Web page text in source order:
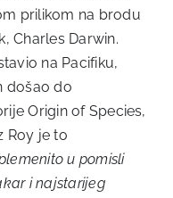
prilikom na brodu
Charles Darwin.
na Pacifiku,
došao do
Origin of Species,
Roy je to
u pomisli
i najstarijeg